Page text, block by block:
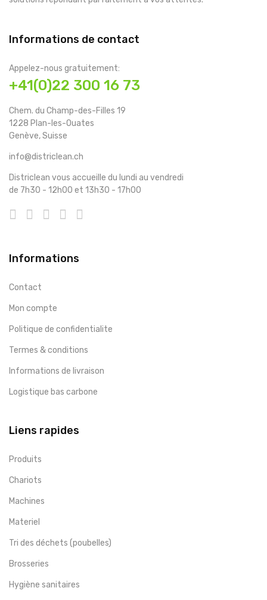
Informations de contact
Appelez-nous gratuitement:
+41(0)22 300 16 73
Chem. du Champ-des-Filles 19
1228 Plan-les-Ouates
Genève, Suisse
info@districlean.ch
Districlean vous accueille du lundi au vendredi
de 7h30 - 12h00 et 13h30 - 17h00
Informations
Contact
Mon compte
Politique de confidentialite
Termes & conditions
Informations de livraison
Logistique bas carbone
Liens rapides
Produits
Chariots
Machines
Materiel
Tri des déchets (poubelles)
Brosseries
Hygiène sanitaires